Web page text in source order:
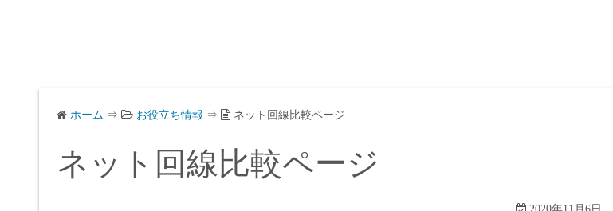
ホーム ⇒ お役立ち情報 ⇒ ネット回線比較ページ
ネット回線比較ページ